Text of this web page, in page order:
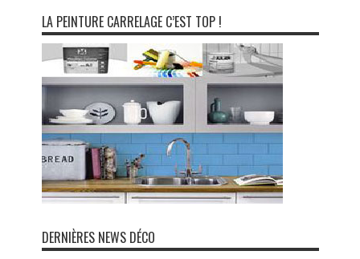
LA PEINTURE CARRELAGE C’EST TOP !
DERNIÈRES NEWS DÉCO